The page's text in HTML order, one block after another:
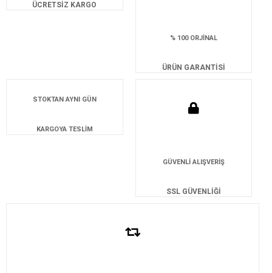
ÜCRETSİZ KARGO
% 100 ORJİNAL
ÜRÜN GARANTİSİ
STOKTAN AYNI GÜN
KARGOYA TESLİM
GÜVENLİ ALIŞVERİŞ
SSL GÜVENLİĞİ